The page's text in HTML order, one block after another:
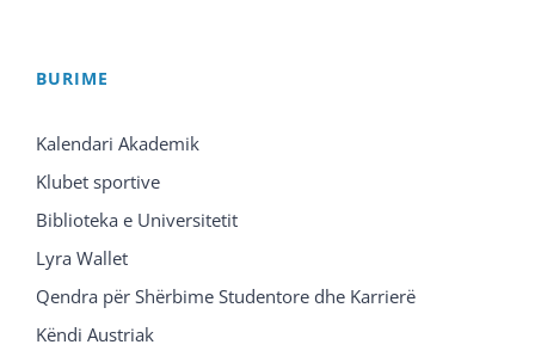
BURIME
Kalendari Akademik
Klubet sportive
Biblioteka e Universitetit
Lyra Wallet
Qendra për Shërbime Studentore dhe Karrierë
Këndi Austriak